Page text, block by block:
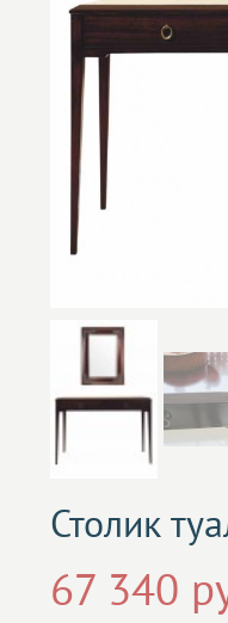
Столик
67 340